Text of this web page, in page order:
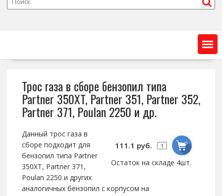
Трос газа в сборе бензопил типа
Partner 350XT, Partner 351, Partner 352,
Partner 371, Poulan 2250 и др.
111.1 руб.
Остаток на складе 4шт.
Данный трос газа в
сборе подходит для
бензопил типа Partner
350XT, Partner 371,
Poulan 2250 и других
аналогичных бензопил с корпусом на